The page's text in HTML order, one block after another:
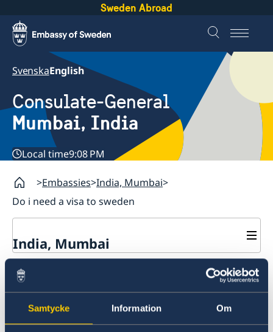
Samtycke Information Om
Sweden Abroad
SvenskaEnglish
Consulate-General
Mumbai, India
Local time9:08 PM
Embassies India, Mumbai
Do i need a visa to sweden
India, Mumbai
Contact
About us
Consulate General Staff
Sweden-India Business Guide 2025
Business Climate Survey 2025/2026
News
Do i need a visa to sweden
You may need an entry visa